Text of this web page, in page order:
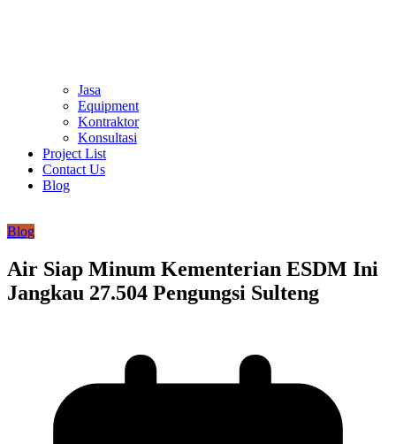
Jasa
Equipment
Kontraktor
Konsultasi
Project List
Contact Us
Blog
Blog
Air Siap Minum Kementerian ESDM Ini
Jangkau 27.504 Pengungsi Sulteng